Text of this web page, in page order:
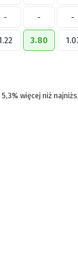
- - -
3.80
więcej niż